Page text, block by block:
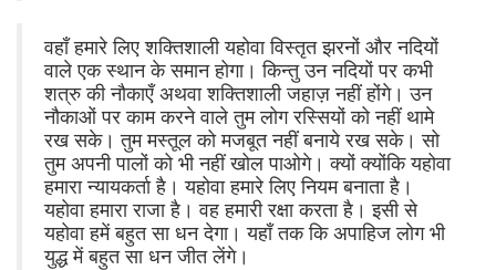
वहाँ हमारे लिए शक्तिशाली यहोवा विस्तृत झरनों और नदियों
वाले एक स्थान के समान होगा। किन्तु उन नदियों पर कभी
शत्रु की नौकाएँ अथवा शक्तिशाली जहाज़ नहीं होंगे। उन
नौकाओं पर काम करने वाले तुम लोग रस्सियों को नहीं थामे
रख सके। तुम मस्तूल को मजबूत नहीं बनाये रख सके। सो
तुम अपनी पालों को भी नहीं खोल पाओगे। क्यों क्योंकि यहोवा
हमारा न्यायकर्ता है। यहोवा हमारे लिए नियम बनाता है।
यहोवा हमारा राजा है। वह हमारी रक्षा करता है। इसी से
यहोवा हमें बहुत सा धन देगा। यहाँ तक कि अपाहिज लोग भी
युद्ध में बहुत सा धन जीत लेंगे।